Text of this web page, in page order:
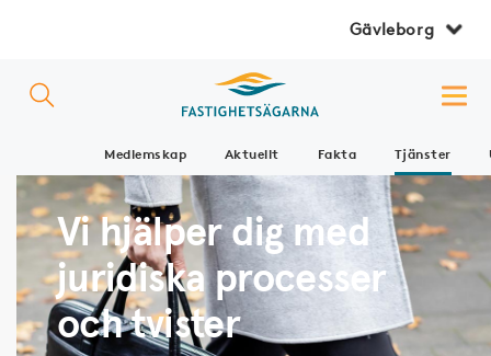
Gävleborg
Medlemskap Aktuellt Fakta Tjänster
Vi hjälper dig med
juridiska processer
och tvister